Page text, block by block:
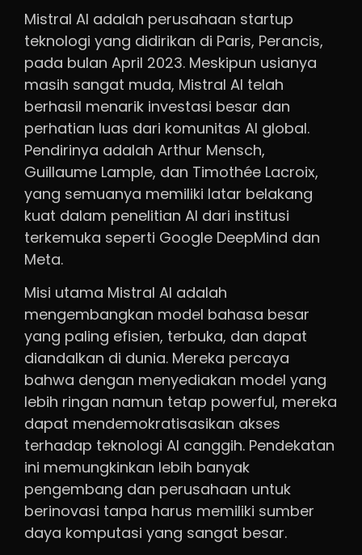
Mistral AI adalah perusahaan startup
teknologi yang didirikan di Paris, Perancis,
pada bulan April 2023. Meskipun usianya
masih sangat muda, Mistral AI telah
berhasil menarik investasi besar dan
perhatian luas dari komunitas AI global.
Pendirinya adalah Arthur Mensch,
Guillaume Lample, dan Timothée Lacroix,
yang semuanya memiliki latar belakang
kuat dalam penelitian AI dari institusi
terkemuka seperti Google DeepMind dan
Meta.
Misi utama Mistral AI adalah
mengembangkan model bahasa besar
yang paling efisien, terbuka, dan dapat
diandalkan di dunia. Mereka percaya
bahwa dengan menyediakan model yang
lebih ringan namun tetap powerful, mereka
dapat mendemokratisasikan akses
terhadap teknologi AI canggih. Pendekatan
ini memungkinkan lebih banyak
pengembang dan perusahaan untuk
berinovasi tanpa harus memiliki sumber
daya komputasi yang sangat besar.